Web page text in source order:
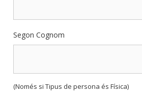
Segon Cognom
(Només si Tipus de persona és Física)